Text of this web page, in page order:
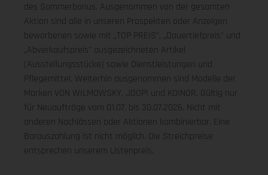
des Sommerbonus. Ausgenommen von der gesamten
Aktion sind alle in unseren Prospekten oder Anzeigen
beworbenen sowie mit „TOP PREIS", „Dauertiefpreis" und
„Abverkaufspreis" ausgezeichneten Artikel
(Ausstellungsstücke) sowie Dienstleistungen und
Pflegemittel. Weiterhin ausgenommen sind Modelle der
Marken VON WILMOWSKY, JOOP! und KOINOR. Gültig nur
für Neuaufträge vom 01.07. bis 30.07.2026. Nicht mit
anderen Nachlässen oder Aktionen kombinierbar. Eine
Barauszahlung ist nicht möglich. Die Streichpreise
entsprechen unserem Listenpreis.